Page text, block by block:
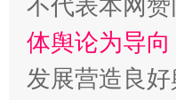
不代表本网
体舆论为导向
发展营造良